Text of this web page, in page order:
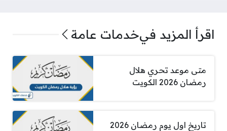
اقرأ المزيد فيخدمات عامة
متى موعد تحري هلال
رمضان 2026 الكويت
تاريخ اول يوم رمضان 2026